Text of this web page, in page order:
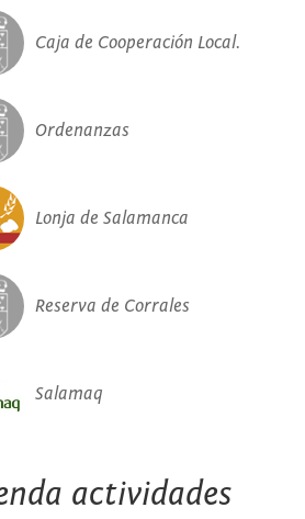
Caja de Cooperación Local.
Ordenanzas
Lonja de Salamanca
Reserva de Corrales
Salamaq
actividades